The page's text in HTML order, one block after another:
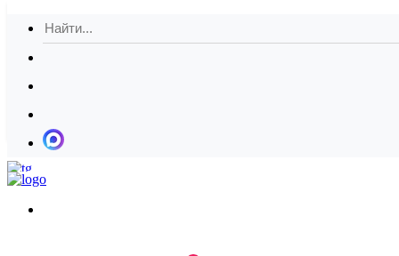
Обратная связь